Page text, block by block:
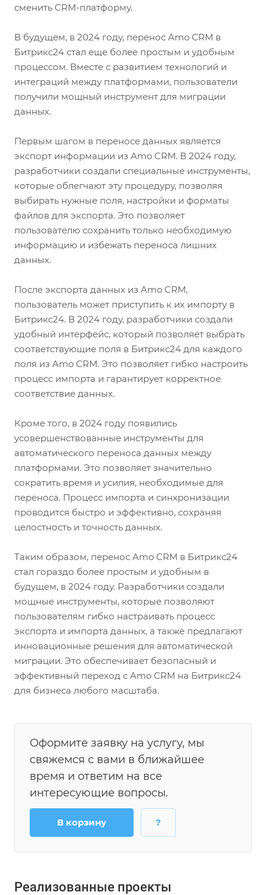
сменить CRM-платформу.
В будущем, в 2024 году, перенос Amo CRM в
Битрикс24 стал еще более простым и удобным
процессом. Вместе с развитием технологий и
интеграций между платформами, пользователи
получили мощный инструмент для миграции
данных.
Первым шагом в переносе данных является
экспорт информации из Amo CRM. В 2024 году,
разработчики создали специальные инструменты,
которые облегчают эту процедуру, позволяя
выбирать нужные поля, настройки и форматы
файлов для экспорта. Это позволяет
пользователю сохранить только необходимую
информацию и избежать переноса лишних
данных.
После экспорта данных из Amo CRM,
пользователь может приступить к их импорту в
Битрикс24. В 2024 году, разработчики создали
удобный интерфейс, который позволяет выбрать
соответствующие поля в Битрикс24 для каждого
поля из Amo CRM. Это позволяет гибко настроить
процесс импорта и гарантирует корректное
соответствие данных.
Кроме того, в 2024 году появились
усовершенствованные инструменты для
автоматического переноса данных между
платформами. Это позволяет значительно
сократить время и усилия, необходимые для
переноса. Процесс импорта и синхронизации
проводится быстро и эффективно, сохраняя
целостность и точность данных.
Таким образом, перенос Amo CRM в Битрикс24
стал гораздо более простым и удобным в
будущем, в 2024 году. Разработчики создали
мощные инструменты, которые позволяют
пользователям гибко настраивать процесс
экспорта и импорта данных, а также предлагают
инновационные решения для автоматической
миграции. Это обеспечивает безопасный и
эффективный переход с Amo CRM на Битрикс24
для бизнеса любого масштаба.
Оформите заявку на услугу, мы
свяжемся с вами в ближайшее
время и ответим на все
интересующие вопросы.
В корзину ?
Реализованные проекты